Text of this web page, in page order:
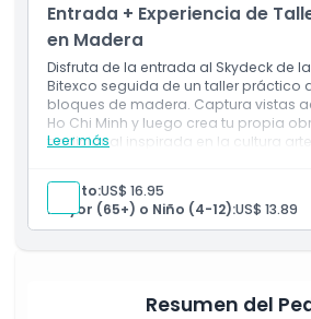
Política para Niños y Adultos
Exclusiones
Cosas a Saber
Entrada + Experiencia de
en Madera
Disfruta de la entrada al Skydeck de
Bitexco seguida de un taller práctico
bloques de madera. Captura vistas
Ho Chi Minh y luego crea tu propia
tradicional inspirada en la cultura
Leer más
1 entrada para Saigon Skydeck
Museo Ao Dai en el piso 49
1 botella de agua mineral
Adulto:US$ 16.95
Mayor (65+) o Niño (4-12):US$ 13.89
Resumen del